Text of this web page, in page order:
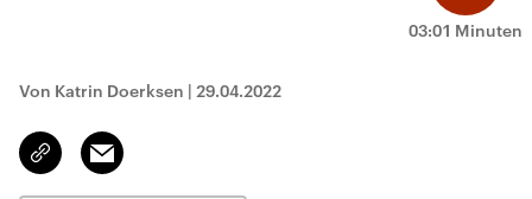
03:01 Minuten
Von Katrin Doerksen | 29.04.2022
Link
kopieren/teilen
Email